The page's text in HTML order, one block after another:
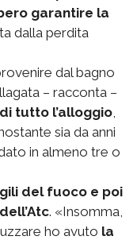
garantire la
dalla perdita
dal bagno
– racconta –
tutto l’alloggio
sia da anni
in almeno tre o
del fuoco e poi
. «Insomma,
ho avuto la